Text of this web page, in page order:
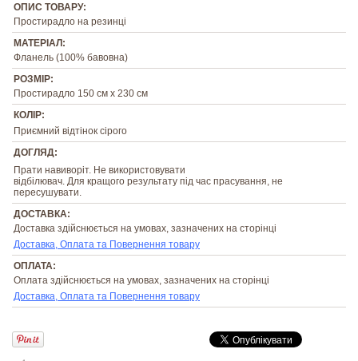
ОПИС ТОВАРУ:
Простирадло на резинці
МАТЕРІАЛ:
Фланель (100% бавовна)
РОЗМІР:
Простирадло 150 см х 230 см
КОЛІР:
Приємний відтінок сірого
ДОГЛЯД:
Прати навиворіт. Не використовувати
відбілювач. Для кращого результату під час прасування, не
пересушувати.
ДОСТАВКА:
Доставка здійснюється на умовах, зазначених на сторінці
Доставка, Оплата та Повернення товару
ОПЛАТА:
Оплата здійснюється на умовах, зазначених на сторінці
Доставка, Оплата та Повернення товару